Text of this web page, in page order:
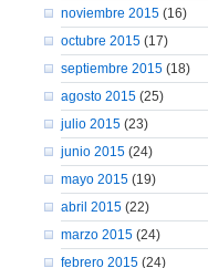
noviembre 2015 (16)
octubre 2015 (17)
septiembre 2015 (18)
agosto 2015 (25)
julio 2015 (23)
junio 2015 (24)
mayo 2015 (19)
abril 2015 (22)
marzo 2015 (24)
febrero 2015 (24)